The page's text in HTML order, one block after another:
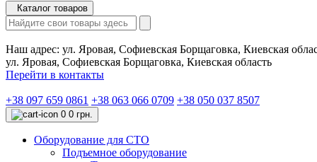
Каталог товаров
Наш адрес: ул. Яровая, Софиевская Борщаговка, Киевская
ул. Яровая, Софиевская Борщаговка, Киевская область
Перейти в контакты
+38 097 659 0861 +38 063 066 0709 +38 050 037 8507
0 0 грн.
Оборудование для СТО
Подъемное оборудование